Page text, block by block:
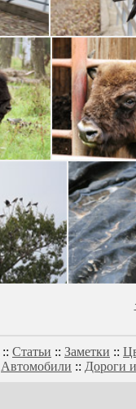
:: Статьи :: Заметки ::
Автомобили :: Дороги